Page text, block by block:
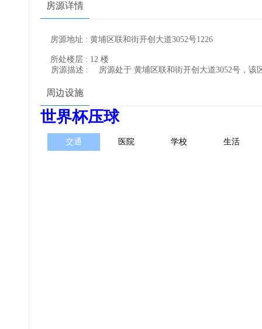
房源详情
房源地址 : 黄埔区联和街开创大道3052号1226
所处楼层 : 12 楼
房源描述 :
房源处于 黄埔区联和街开创大道3052号，
周边设施